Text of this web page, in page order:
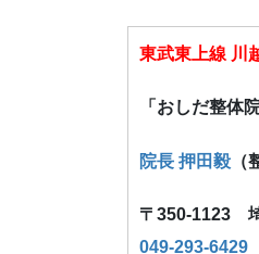
東武東上線 川
「おしだ整体院
院長 押田毅
〒350-1123
049-293-6429